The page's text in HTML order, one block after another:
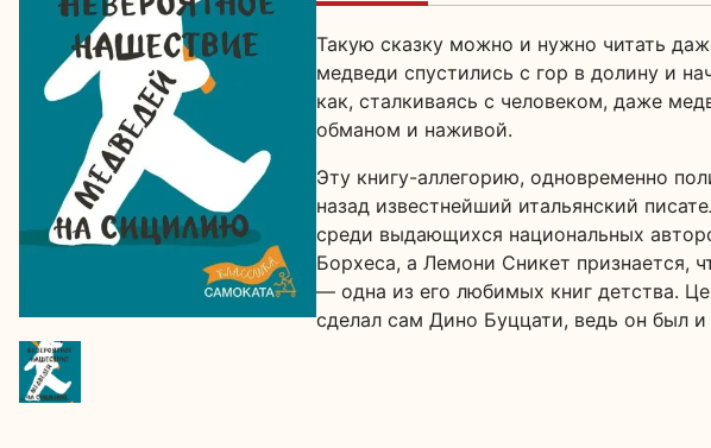
Такую сказку можно и нужно читать
медведи спустились с гор в долину и
как, сталкиваясь с человеком, даже
обманом и наживой.
Эту книгу-аллегорию, одновременно
назад известнейший итальянский
среди выдающихся национальных
Борхеса, а Лемони Сникет признается,
— одна из его любимых книг детства.
сделал сам Дино Буццати, ведь он был